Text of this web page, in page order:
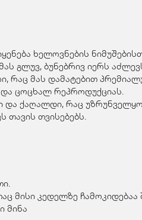
ხელოვნების
გლუვ, ბუნებრივ იერს
მას დამატებით
ცოცხალ რეპროდუქციას.
ქაღალდი, რაც
თავის თვისებებს.
მისი კედელზე
მინა